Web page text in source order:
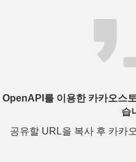
OpenAPI를 이용한 카카오스
습
공유할 URL을 복사 후 카카